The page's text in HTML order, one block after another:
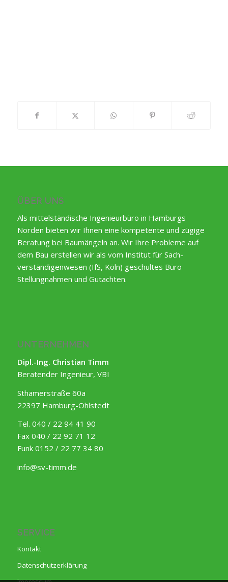
ÜBER UNS
Als mittelständische Ingenieurbüro in Hamburgs
Norden bieten wir Ihnen eine kompetente und zügige
Beratung bei Baumängeln an. Wir Ihre Probleme auf
dem Bau erstellen wir als vom Institut für Sach-
verständigenwesen (IfS, Köln) geschultes Büro
Stellungnahmen und Gutachten.
UNTERNEHMEN
Dipl.-Ing. Christian Timm
Beratender Ingenieur, VBI
Sthamerstraße 60a
22397 Hamburg-Ohlstedt
Tel. 040 / 22 94 41 90
Fax 040 / 22 92 71 12
Funk 0152 / 22 77 34 80
info@sv-timm.de
SERVICE
Kontakt
Datenschutzerklärung